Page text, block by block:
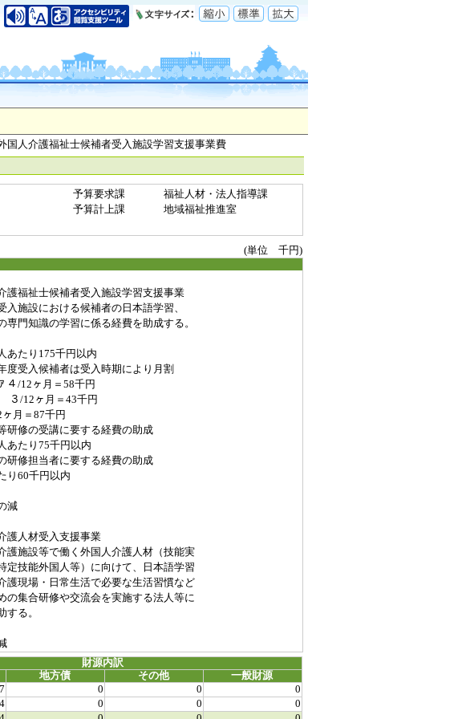
国人介護福祉士候補者受入施設学習支援事業費
予算要求課
福祉人材・法人指導課
予算計上課
地域福祉推進室
(単位 千円)
護福祉士候補者受入施設学習支援事業
施設における候補者の日本語学習、
知識の学習に係る経費を助成する。
たり175千円以内
入候補者は受入時期により月割
ヶ月＝58千円
ヶ月＝43千円
月＝87千円
修の受講に要する経費の助成
り75千円以内
修担当者に要する経費の助成
60千円以内
減
護人材受入支援事業
護施設等で働く外国人介護人材（技能実
定技能外国人等）に向けて、日本語学習
護現場・日常生活で必要な生活習慣など
の集合研修や交流会を実施する法人等に
る。
財源内訳
地方債 その他
一般財源
0 0
0
0 0
0